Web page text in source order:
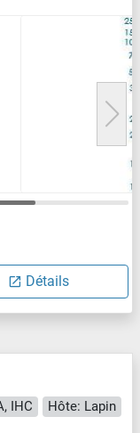
Détails
IHC
Hôte: Lapin